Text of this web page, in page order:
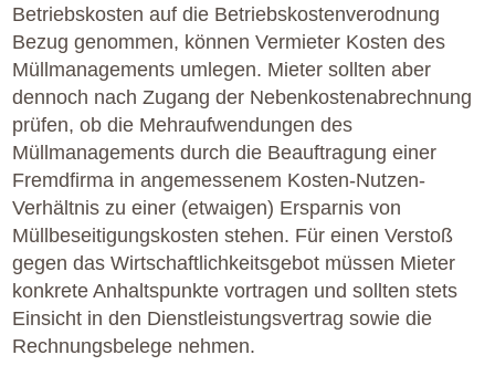
Betriebskosten auf die Betriebskostenverodnung
Bezug genommen, können Vermieter Kosten des
Müllmanagements umlegen. Mieter sollten aber
dennoch nach Zugang der Nebenkostenabrechnung
prüfen, ob die Mehraufwendungen des
Müllmanagements durch die Beauftragung einer
Fremdfirma in angemessenem Kosten-Nutzen-
Verhältnis zu einer (etwaigen) Ersparnis von
Müllbeseitigungskosten stehen. Für einen Verstoß
gegen das Wirtschaftlichkeitsgebot müssen Mieter
konkrete Anhaltspunkte vortragen und sollten stets
Einsicht in den Dienstleistungsvertrag sowie die
Rechnungsbelege nehmen.